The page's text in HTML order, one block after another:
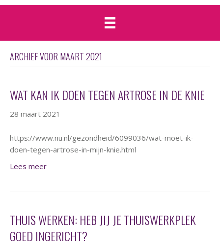
ARCHIEF VOOR MAART 2021
WAT KAN IK DOEN TEGEN ARTROSE IN DE KNIE
28 maart 2021
https://www.nu.nl/gezondheid/6099036/wat-moet-ik-
doen-tegen-artrose-in-mijn-knie.html
Lees meer
THUIS WERKEN: HEB JIJ JE THUISWERKPLEK
GOED INGERICHT?